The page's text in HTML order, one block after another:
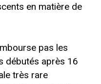
en matière de
pas les
débutés après 16
très rare